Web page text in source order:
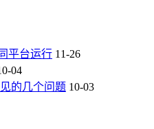
平台运行 11-26
04
的几个问题 10-03